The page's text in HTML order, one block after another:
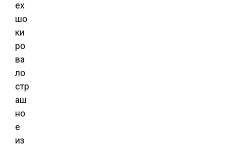
ех
шо
ки
ро
ва
ло
стр
аш
но
е
из